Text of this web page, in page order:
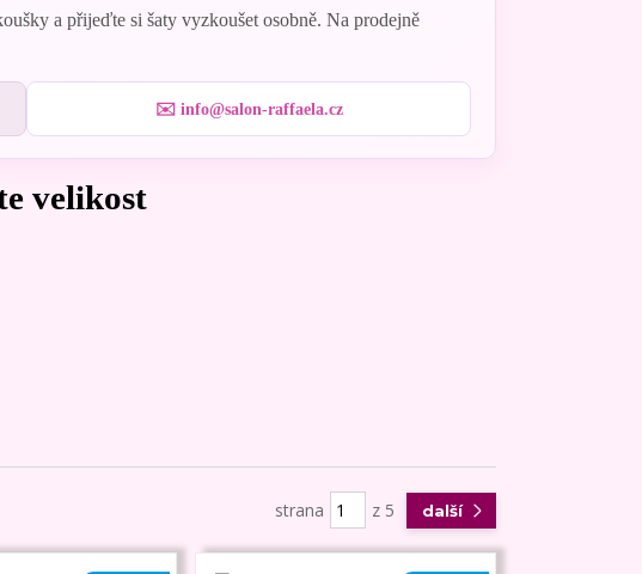
a přijeďte si šaty vyzkoušet osobně. Na prodejně
✉️ info@salon-raffaela.cz
velikost
strana z 5 další